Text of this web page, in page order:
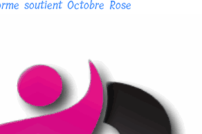
soutient Octobre Rose